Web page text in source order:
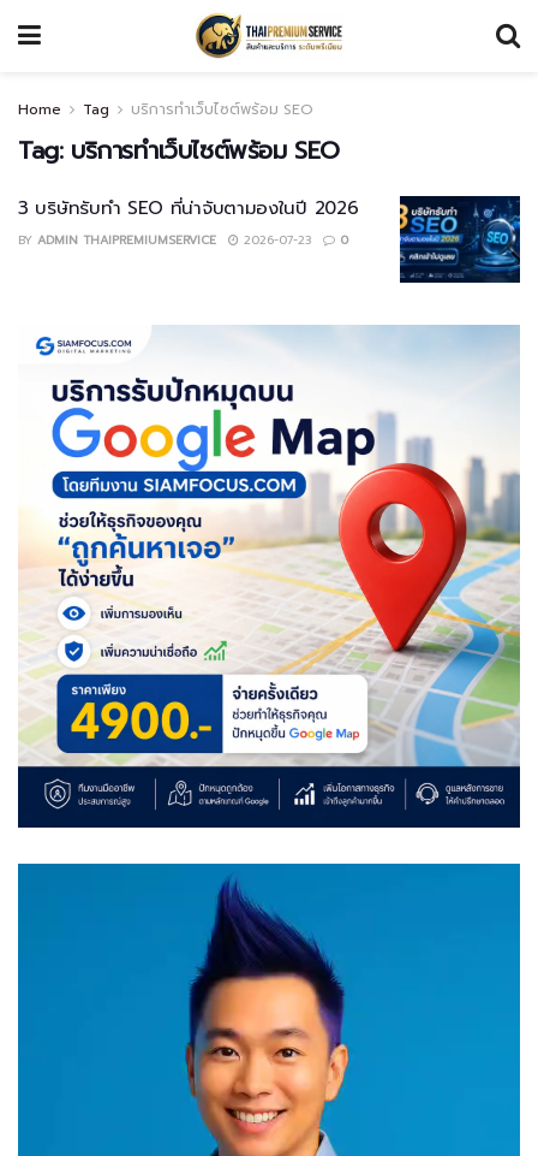
Home Tag บริการทำเว็บไซต์พร้อม SEO
Tag: บริการทำเว็บไซต์พร้อม SEO
3 บริษัทรับทำ SEO ที่น่าจับตามองในปี 2026
BY ADMIN THAIPREMIUMSERVICE 2026-07-23 0